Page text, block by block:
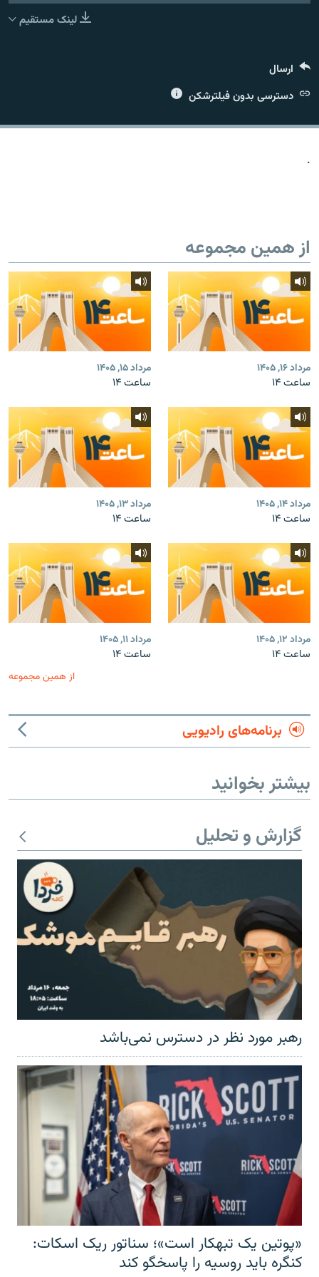
لینک مستقیم
ارسال
دسترسی بدون فیلترشکن
.
از همین مجموعه
مرداد ۱۶, ۱۴۰۵
ساعت ۱۴
مرداد ۱۵, ۱۴۰۵
ساعت ۱۴
مرداد ۱۴, ۱۴۰۵
ساعت ۱۴
مرداد ۱۳, ۱۴۰۵
ساعت ۱۴
مرداد ۱۲, ۱۴۰۵
ساعت ۱۴
مرداد ۱۱, ۱۴۰۵
ساعت ۱۴
از همین مجموعه
برنامه‌های رادیویی
بیشتر بخوانید
گزارش و تحلیل
رهبر مورد نظر در دسترس نمی‌باشد
«پوتین یک تبهکار است»؛ سناتور ریک اسکات:
کنگره باید روسیه را پاسخگو کند